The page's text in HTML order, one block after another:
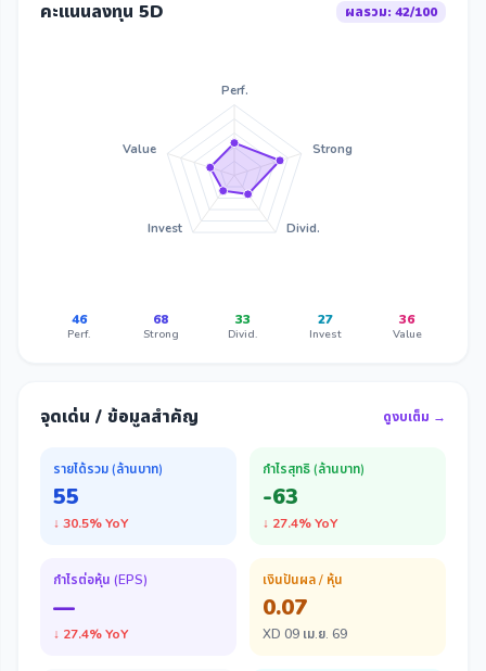
คะแนนลงทุน 5D ผลรวม: 42/100
Perf.
Strong
Divid.
Invest
Value
46
Perf.
68
Strong
33
Divid.
27
Invest
36
Value
จุดเด่น / ข้อมูลสำคัญ ดูงบเต็ม →
รายได้รวม (ล้านบาท)
55
↓ 30.5% YoY
กำไรสุทธิ (ล้านบาท)
-63
↓ 27.4% YoY
กำไรต่อหุ้น (EPS)
—
↓ 27.4% YoY
เงินปันผล / หุ้น
0.07
XD 09 เม.ย. 69